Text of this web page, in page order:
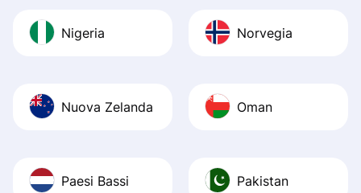
Nigeria Norvegia
Nuova Zelanda Oman
Paesi Bassi Pakistan